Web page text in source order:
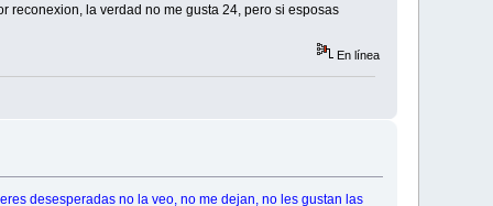
reconexion, la verdad no me gusta 24, pero si esposas
En línea
desesperadas no la veo, no me dejan, no les gustan las